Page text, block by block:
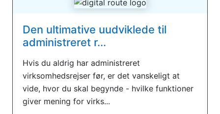
Den ultimative uudviklede til
administreret r...
Hvis du aldrig har administreret
virksomhedsrejser før, er det vanskeligt at
vide, hvor du skal begynde - hvilke funktioner
giver mening for virks...